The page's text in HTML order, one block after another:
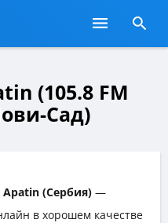
(105.8 FM
Сад)
Apatin (Сербия) —
в хорошем качестве